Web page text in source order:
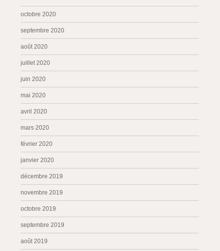
octobre 2020
septembre 2020
août 2020
juillet 2020
juin 2020
mai 2020
avril 2020
mars 2020
février 2020
janvier 2020
décembre 2019
novembre 2019
octobre 2019
septembre 2019
août 2019